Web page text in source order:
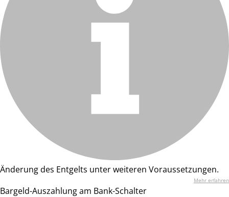
Änderung des Entgelts unter weiteren Voraussetzungen.
Mehr erfahren
Bargeld-Auszahlung am Bank-Schalter